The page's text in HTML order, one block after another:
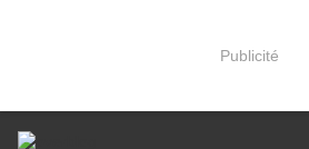
Publicité